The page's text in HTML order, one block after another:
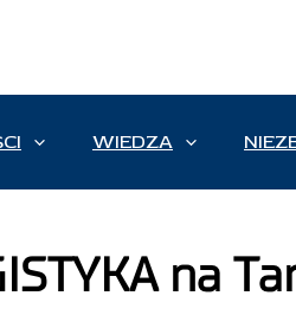
WIEDZA
na